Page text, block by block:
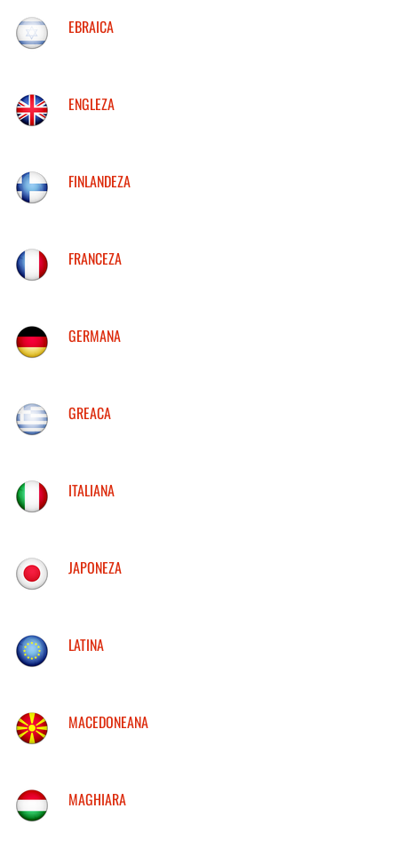
EBRAICA
ENGLEZA
FINLANDEZA
FRANCEZA
GERMANA
GREACA
ITALIANA
JAPONEZA
LATINA
MACEDONEANA
MAGHIARA